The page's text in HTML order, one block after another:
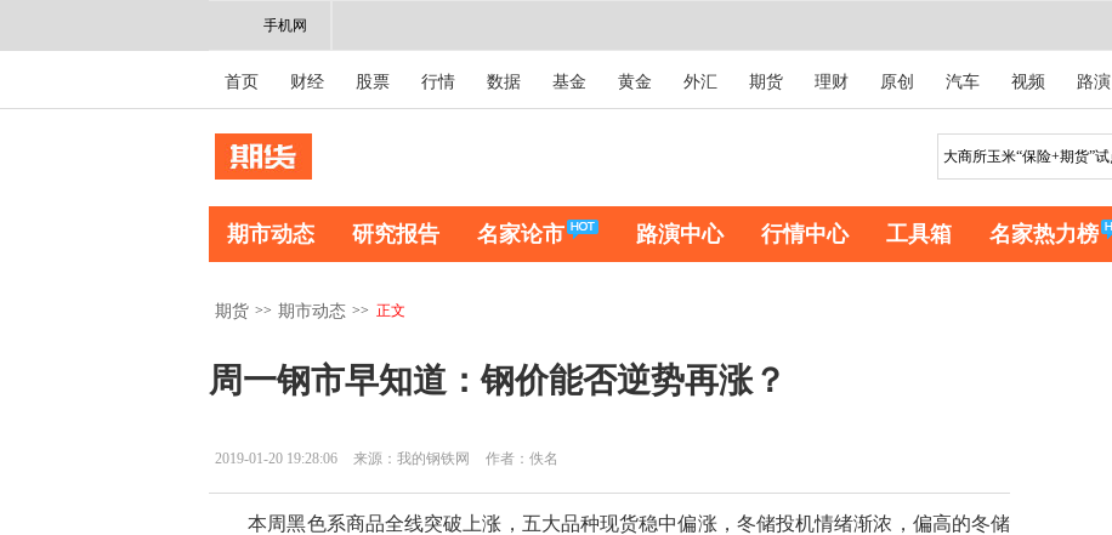
手机网
首页 财经 股票 行情 数据 基金 黄金 外汇 期货 理财 原创 汽车 视频 路演
期市动态 研究报告 名家论市 路演中心 行情中心 工具箱 名家热力榜
期货 >> 期市动态 >> 正文
周一钢市早知道：钢价能否逆势再涨？
2019-01-20 19:28:06 来源：我的钢铁网 作者：佚名
本周黑色系商品全线突破上涨，五大品种现货稳中偏涨，冬储投机情绪渐浓，偏高的冬储